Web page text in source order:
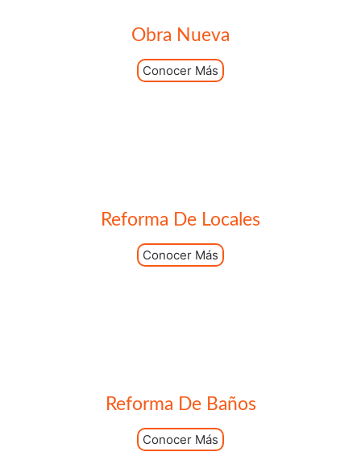
Obra Nueva
Conocer Más
Reforma De Locales
Conocer Más
Reforma De Baños
Conocer Más